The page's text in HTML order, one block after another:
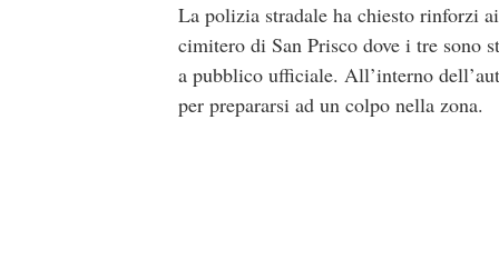
La polizia stradale ha chiesto rinforzi
cimitero di San Prisco dove i tre sono
a pubblico ufficiale. All’interno
per prepararsi ad un colpo nella zona.